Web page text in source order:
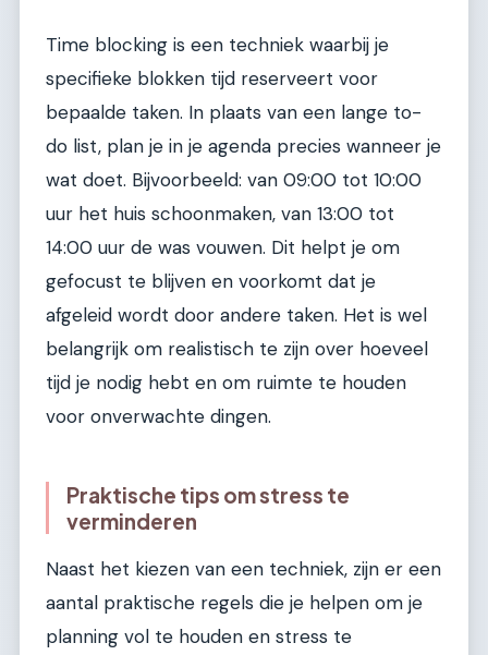
Time blocking is een techniek waarbij je
specifieke blokken tijd reserveert voor
bepaalde taken. In plaats van een lange to-
do list, plan je in je agenda precies wanneer je
wat doet. Bijvoorbeeld: van 09:00 tot 10:00
uur het huis schoonmaken, van 13:00 tot
14:00 uur de was vouwen. Dit helpt je om
gefocust te blijven en voorkomt dat je
afgeleid wordt door andere taken. Het is wel
belangrijk om realistisch te zijn over hoeveel
tijd je nodig hebt en om ruimte te houden
voor onverwachte dingen.
Praktische tips om stress te
verminderen
Naast het kiezen van een techniek, zijn er een
aantal praktische regels die je helpen om je
planning vol te houden en stress te